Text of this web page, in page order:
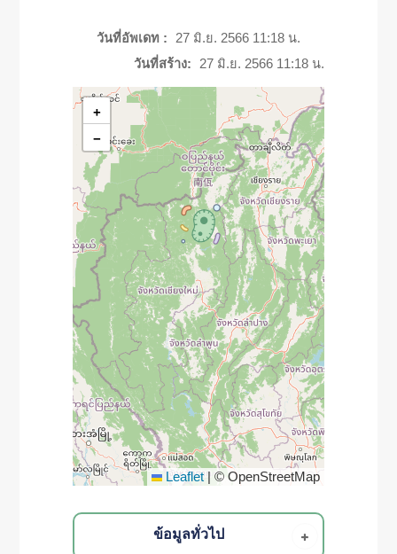
วันที่อัพเดท :
27 มิ.ย. 2566 11:18 น.
วันที่สร้าง:
27 มิ.ย. 2566 11:18 น.
+
−
Leaflet © OpenStreetMap
ข้อมูลทั่วไป